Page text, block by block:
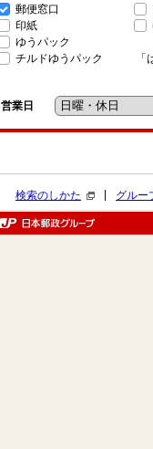
郵便窓口
印紙
ゆうパック
チルドゆうパック
営業日
検索のしかた グルー